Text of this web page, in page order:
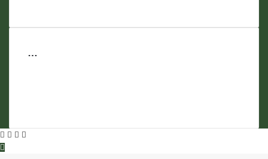
…
Facebook
Twitter
WhatsApp